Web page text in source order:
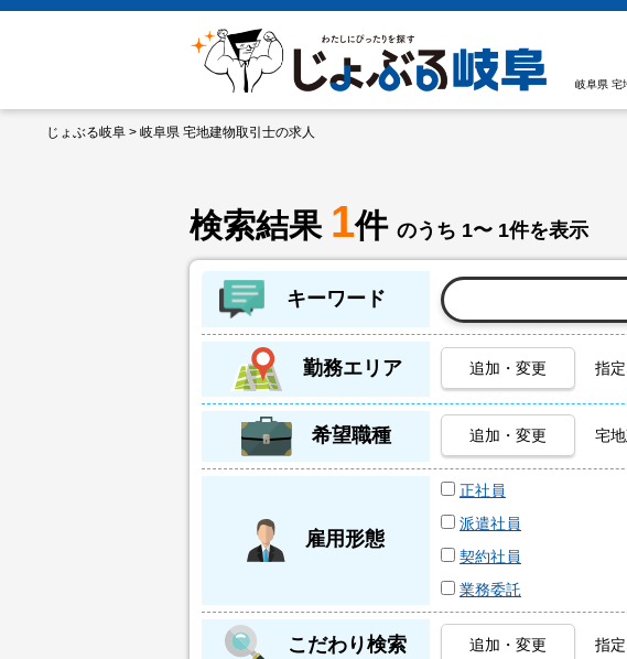
岐阜県 宅
じょぶる岐阜 > 岐阜県 宅地建物取引士の求人
検索結果 1件 のうち 1〜 1件を表示
キーワード
勤務エリア 追加・変更 指
希望職種 追加・変更 宅
雇用形態
正社員
派遣社員
契約社員
業務委託
こだわり検索 追加・変更 指